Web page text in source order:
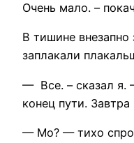
Очень мало. –
В тишине
заплакали
— Все. – сказал я.
конец пути.
— Мо? — тихо